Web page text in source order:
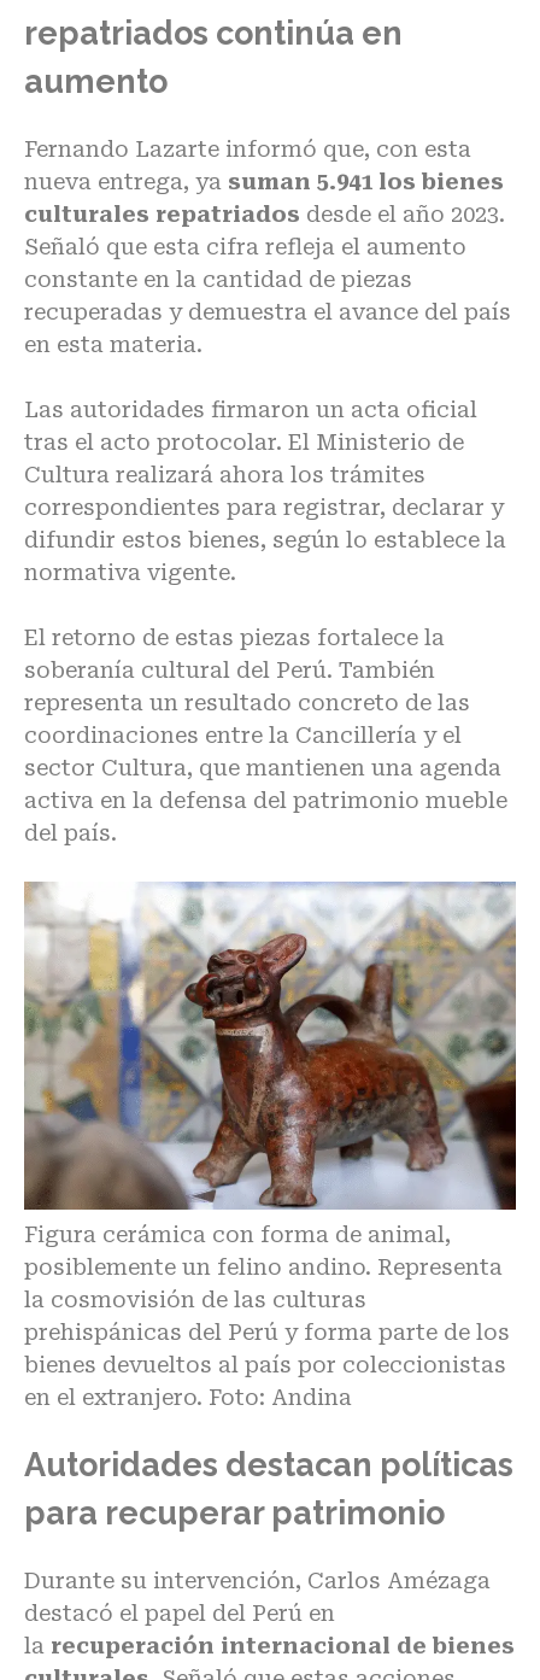
repatriados continúa en
aumento
Fernando Lazarte informó que, con esta
nueva entrega, ya suman 5.941 los bienes
culturales repatriados desde el año 2023.
Señaló que esta cifra refleja el aumento
constante en la cantidad de piezas
recuperadas y demuestra el avance del país
en esta materia.
Las autoridades firmaron un acta oficial
tras el acto protocolar. El Ministerio de
Cultura realizará ahora los trámites
correspondientes para registrar, declarar y
difundir estos bienes, según lo establece la
normativa vigente.
El retorno de estas piezas fortalece la
soberanía cultural del Perú. También
representa un resultado concreto de las
coordinaciones entre la Cancillería y el
sector Cultura, que mantienen una agenda
activa en la defensa del patrimonio mueble
del país.
Figura cerámica con forma de animal,
posiblemente un felino andino. Representa
la cosmovisión de las culturas
prehispánicas del Perú y forma parte de los
bienes devueltos al país por coleccionistas
en el extranjero. Foto: Andina
Autoridades destacan políticas
para recuperar patrimonio
Durante su intervención, Carlos Amézaga
destacó el papel del Perú en
la recuperación internacional de bienes